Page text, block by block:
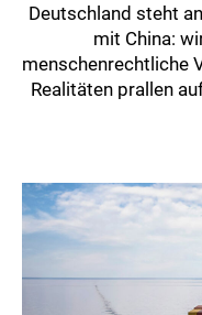
Deutschland steht
mit China:
menschenrechtliche
Realitäten prallen